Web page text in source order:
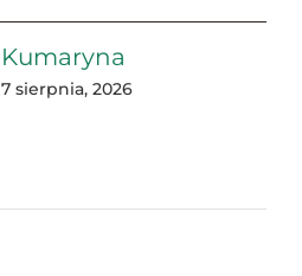
Kumaryna
7 sierpnia, 2026